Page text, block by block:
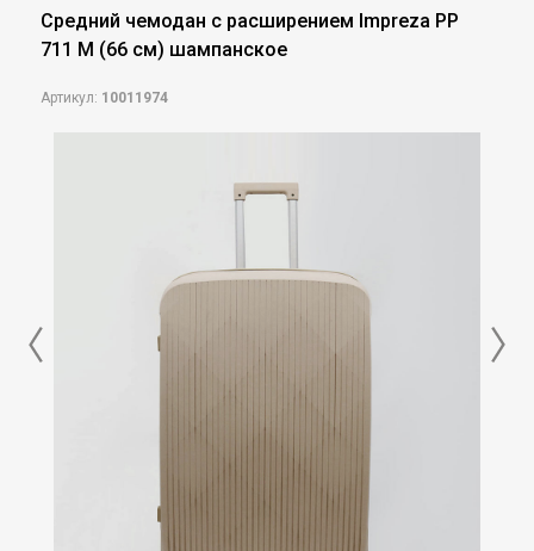
Средний чемодан с расширением Impreza PP
711 M (66 см) шампанское
Артикул: 10011974